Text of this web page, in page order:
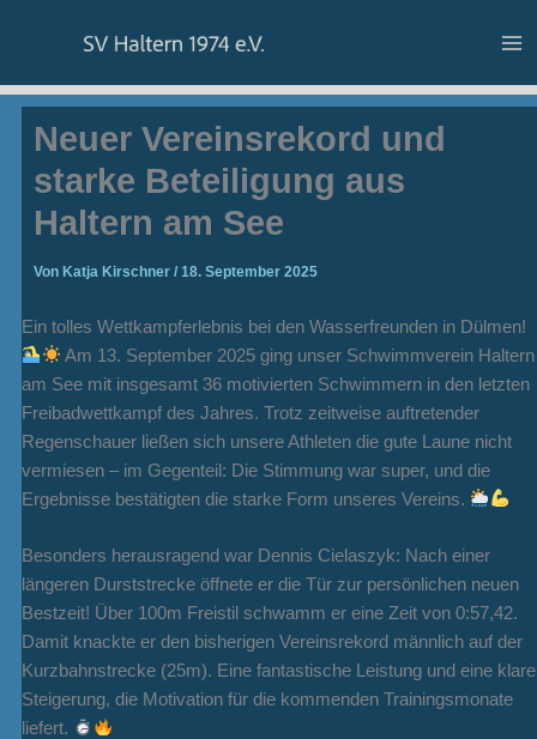
Neuer Vereinsrekord und
starke Beteiligung aus
Haltern am See
Von Katja Kirschner / 18. September 2025
Ein tolles Wettkampferlebnis bei den Wasserfreunden in Dülmen!
Am 13. September 2025 ging unser Schwimmverein Haltern
am See mit insgesamt 36 motivierten Schwimmern in den letzten
Freibadwettkampf des Jahres. Trotz zeitweise auftretender
Regenschauer ließen sich unsere Athleten die gute Laune nicht
vermiesen – im Gegenteil: Die Stimmung war super, und die
Ergebnisse bestätigten die starke Form unseres Vereins.
Besonders herausragend war Dennis Cielaszyk: Nach einer
längeren Durststrecke öffnete er die Tür zur persönlichen neuen
Bestzeit! Über 100m Freistil schwamm er eine Zeit von 0:57,42.
Damit knackte er den bisherigen Vereinsrekord männlich auf der
Kurzbahnstrecke (25m). Eine fantastische Leistung und eine klare
Steigerung, die Motivation für die kommenden Trainingsmonate
liefert.